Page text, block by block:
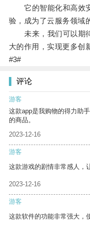
它的智能化和高效安
验，成为了云服务领域
未来，我们可以期待
大的作用，实现更多创
#3#
评论
游客
这款app是我购物的得力助
的商品。
2023-12-16
游客
这款游戏的剧情非常感人，
2023-12-16
游客
这款软件的功能非常强大，